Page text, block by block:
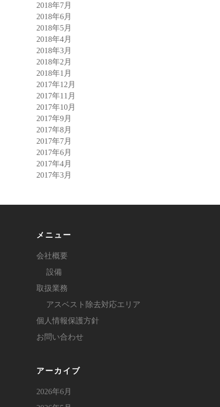
2018年7月
2018年6月
2018年5月
2018年4月
2018年3月
2018年2月
2018年1月
2017年12月
2017年11月
2017年10月
2017年9月
2017年8月
2017年7月
2017年6月
2017年4月
2017年3月
メニュー
会社概要
設備
取扱業務
アスベスト除去対応エリア
個人情報保護方針
お問い合わせ
アーカイブ
2026年6月